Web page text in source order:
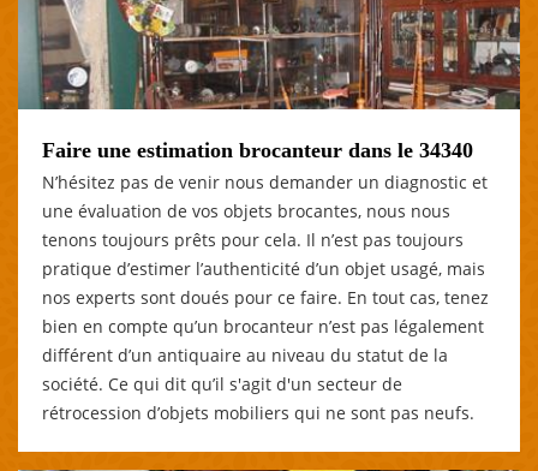
Faire une estimation brocanteur dans le 34340
N’hésitez pas de venir nous demander un diagnostic et
une évaluation de vos objets brocantes, nous nous
tenons toujours prêts pour cela. Il n’est pas toujours
pratique d’estimer l’authenticité d’un objet usagé, mais
nos experts sont doués pour ce faire. En tout cas, tenez
bien en compte qu’un brocanteur n’est pas légalement
différent d’un antiquaire au niveau du statut de la
société. Ce qui dit qu’il s'agit d'un secteur de
rétrocession d’objets mobiliers qui ne sont pas neufs.